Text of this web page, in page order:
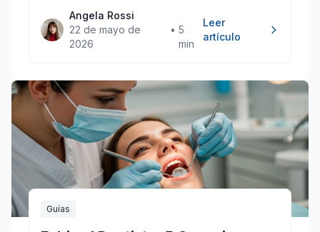
Angela Rossi
22 de mayo de
2026
• 5
min
Leer
artículo
Guías